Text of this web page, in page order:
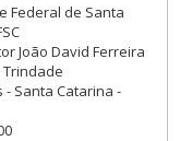
Federal de Santa
João David Ferreira
Trindade
- Santa Catarina -